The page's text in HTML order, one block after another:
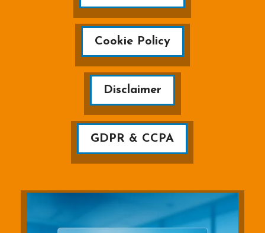
Cookie Policy
Disclaimer
GDPR & CCPA